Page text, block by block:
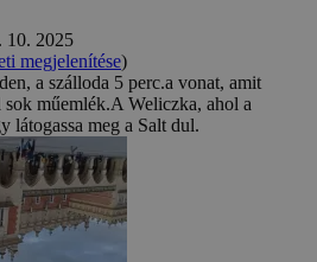
10. 2025
megjelenítése)
a szálloda 5 perc.a vonat, amit
műemlék.A Weliczka, ahol a
látogassa meg a Salt dul.